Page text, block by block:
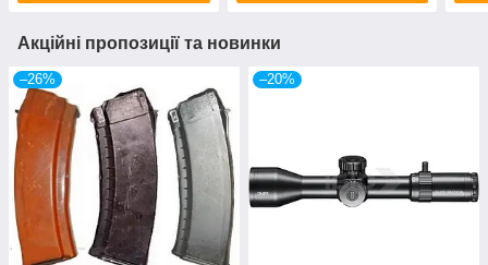
Акційні пропозиції та новинки
–26% –20%